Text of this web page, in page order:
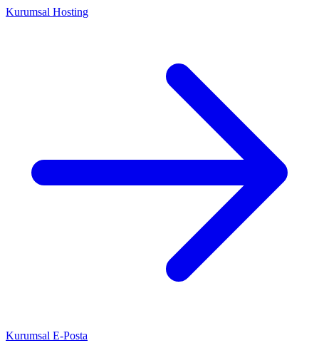
Kurumsal Hosting
Kurumsal E-Posta